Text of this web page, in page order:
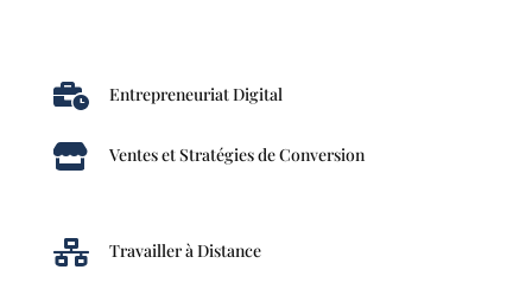
 Entrepreneuriat Digital
 Ventes et Stratégies de Conversion
 Travailler à Distance